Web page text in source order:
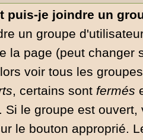
puis-je joindre un
un groupe
la page (peut changer
voir tous les
, certains sont fermés
Si le groupe est
le bouton approprié.